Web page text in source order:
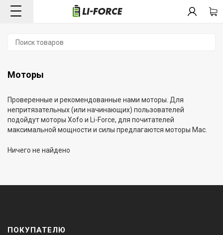
Моторы
Проверенные и рекомендованные нами моторы. Для
непритязательных (или начинающих) пользователей
подойдут моторы Xofo и Li-Force, для почитателей
максимальной мощности и силы предлагаются моторы Mac.
Ничего не найдено
ПОКУПАТЕЛЮ